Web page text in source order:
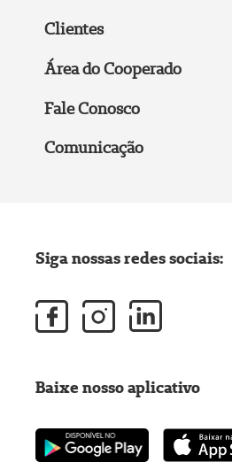
Clientes
Área do Cooperado
Fale Conosco
Comunicação
Siga nossas redes sociais:
Baixe nosso aplicativo